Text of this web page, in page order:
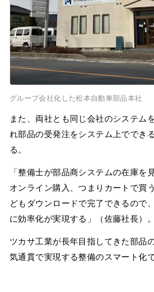
グループ会社化した松本自動車部品本社
また、両社とも同じ会社のシステム
れ部品の受発注をシステム上ででき
る。
「整備士が部品商システムの在庫を
オンライン購入、つまりカートで買
どもダウンロードで完了できるので
に効率化が実現する」（佐藤社長）。
ツカサ工業が長年目指してきた部品
気通貫で実現する整備のスマート化で